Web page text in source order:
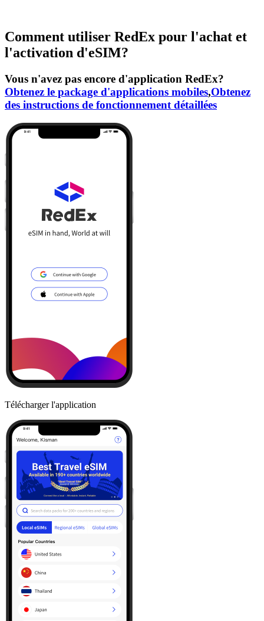
Comment utiliser RedEx pour l'achat et
l'activation d'eSIM?
Vous n'avez pas encore d'application RedEx?
Obtenez le package d'applications mobiles,Obtenez
des instructions de fonctionnement détaillées
Télécharger l'application